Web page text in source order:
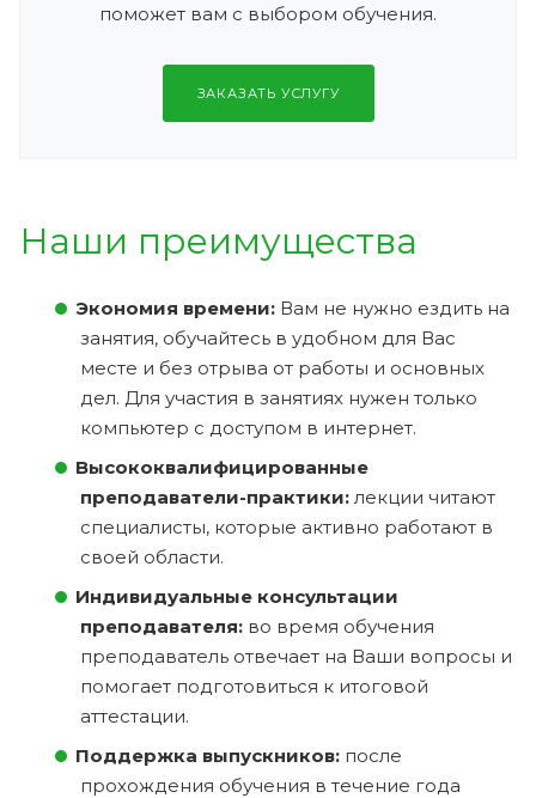
поможет вам с выбором обучения.
ЗАКАЗАТЬ УСЛУГУ
Наши преимущества
Экономия времени: Вам не нужно ездить на
занятия, обучайтесь в удобном для Вас
месте и без отрыва от работы и основных
дел. Для участия в занятиях нужен только
компьютер с доступом в интернет.
Высококвалифицированные
преподаватели-практики: лекции читают
специалисты, которые активно работают в
своей области.
Индивидуальные консультации
преподавателя: во время обучения
преподаватель отвечает на Ваши вопросы и
помогает подготовиться к итоговой
аттестации.
Поддержка выпускников: после
прохождения обучения в течение года